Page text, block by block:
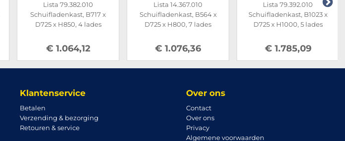
Lista 79.382.010
Schuifladenkast, B717 x
D725 x H850, 4 lades
€ 1.064,12
Lista 14.367.010
Schuifladenkast, B564 x
D725 x H800, 7 lades
€ 1.076,36
Lista 79.392.010
Schuifladenkast, B1023 x
D725 x H1000, 5 lades
€ 1.785,09
Klantenservice
Betalen
Verzending & bezorging
Retouren & service
Over ons
Contact
Over ons
Privacy
Algemene voorwaarden